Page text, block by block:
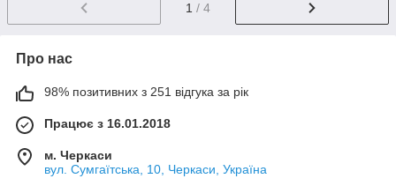
1 / 4
Про нас
98% позитивних з 251 відгука за рік
Працює з 16.01.2018
м. Черкаси
вул. Сумгаїтська, 10, Черкаси, Україна